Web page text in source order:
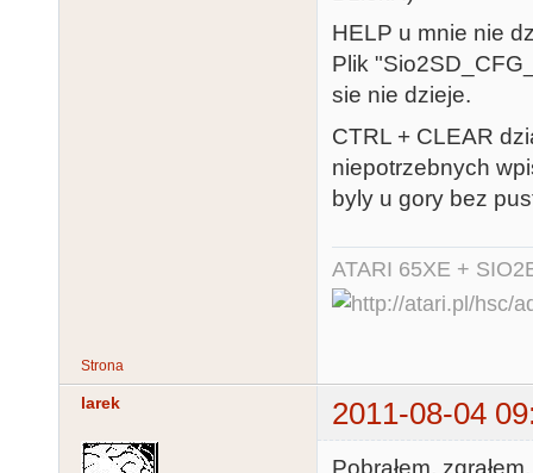
HELP u mnie nie
Plik
sie nie dzieje.
CTRL + CLEAR
niepotrzebnych
byly u gory bez
ATARI 65XE +
Strona
larek 2011-08-04
Pobrałem,